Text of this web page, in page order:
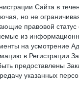
Сайта в
но не
правовой
из
на усмотрение
в Регистрации
предоставлены
указанных